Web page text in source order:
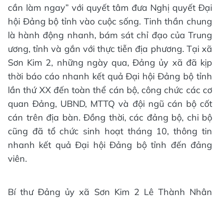
cần làm ngay” với quyết tâm đưa Nghị quyết Đại
hội Đảng bộ tỉnh vào cuộc sống. Tinh thần chung
là hành động nhanh, bám sát chỉ đạo của Trung
ương, tỉnh và gắn với thực tiễn địa phương. Tại xã
Sơn Kim 2, những ngày qua, Đảng ủy xã đã kịp
thời báo cáo nhanh kết quả Đại hội Đảng bộ tỉnh
lần thứ XX đến toàn thể cán bộ, công chức các cơ
quan Đảng, UBND, MTTQ và đội ngũ cán bộ cốt
cán trên địa bàn. Đồng thời, các đảng bộ, chi bộ
cũng đã tổ chức sinh hoạt tháng 10, thông tin
nhanh kết quả Đại hội Đảng bộ tỉnh đến đảng
viên.
Bí thư Đảng ủy xã Sơn Kim 2 Lê Thành Nhân